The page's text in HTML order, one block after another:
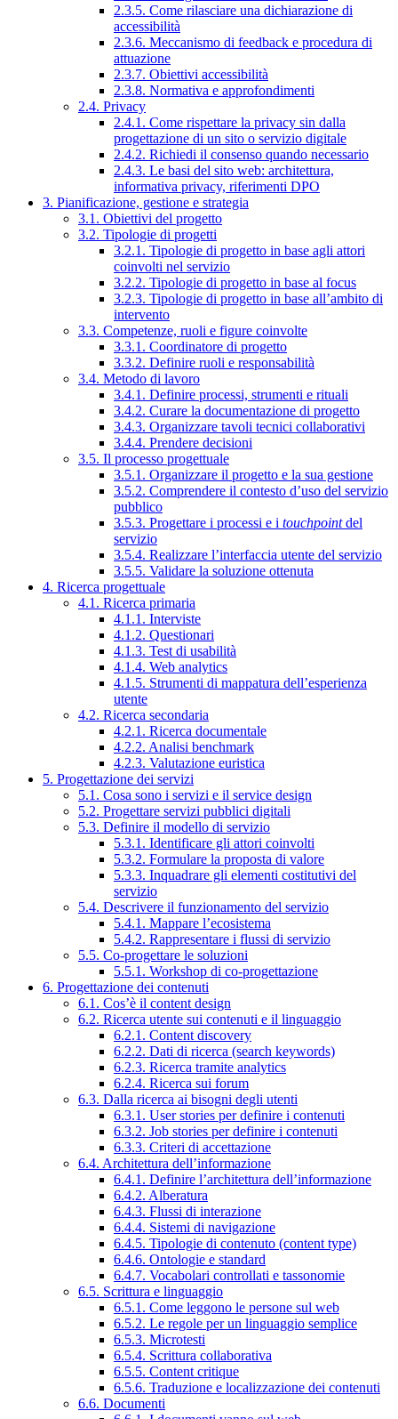
2.3.5. Come rilasciare una dichiarazione di
accessibilità
2.3.6. Meccanismo di feedback e procedura di
attuazione
2.3.7. Obiettivi accessibilità
2.3.8. Normativa e approfondimenti
2.4. Privacy
2.4.1. Come rispettare la privacy sin dalla
progettazione di un sito o servizio digitale
2.4.2. Richiedi il consenso quando necessario
2.4.3. Le basi del sito web: architettura,
informativa privacy, riferimenti DPO
3. Pianificazione, gestione e strategia
3.1. Obiettivi del progetto
3.2. Tipologie di progetti
3.2.1. Tipologie di progetto in base agli attori
coinvolti nel servizio
3.2.2. Tipologie di progetto in base al focus
3.2.3. Tipologie di progetto in base all’ambito di
intervento
3.3. Competenze, ruoli e figure coinvolte
3.3.1. Coordinatore di progetto
3.3.2. Definire ruoli e responsabilità
3.4. Metodo di lavoro
3.4.1. Definire processi, strumenti e rituali
3.4.2. Curare la documentazione di progetto
3.4.3. Organizzare tavoli tecnici collaborativi
3.4.4. Prendere decisioni
3.5. Il processo progettuale
3.5.1. Organizzare il progetto e la sua gestione
3.5.2. Comprendere il contesto d’uso del servizio
pubblico
3.5.3. Progettare i processi e i touchpointdel
servizio
3.5.4. Realizzare l’interfaccia utente del servizio
3.5.5. Validare la soluzione ottenuta
4. Ricerca progettuale
4.1. Ricerca primaria
4.1.1. Interviste
4.1.2. Questionari
4.1.3. Test di usabilità
4.1.4. Web analytics
4.1.5. Strumenti di mappatura dell’esperienza
utente
4.2. Ricerca secondaria
4.2.1. Ricerca documentale
4.2.2. Analisi benchmark
4.2.3. Valutazione euristica
5. Progettazione dei servizi
5.1. Cosa sono i servizi e il service design
5.2. Progettare servizi pubblici digitali
5.3. Definire il modello di servizio
5.3.1. Identificare gli attori coinvolti
5.3.2. Formulare la proposta di valore
5.3.3. Inquadrare gli elementi costitutivi del
servizio
5.4. Descrivere il funzionamento del servizio
5.4.1. Mappare l’ecosistema
5.4.2. Rappresentare i flussi di servizio
5.5. Co-progettare le soluzioni
5.5.1. Workshop di co-progettazione
6. Progettazione dei contenuti
6.1. Cos’è il content design
6.2. Ricerca utente sui contenuti e il linguaggio
6.2.1. Content discovery
6.2.2. Dati di ricerca (search keywords)
6.2.3. Ricerca tramite analytics
6.2.4. Ricerca sui forum
6.3. Dalla ricerca ai bisogni degli utenti
6.3.1. User stories per definire i contenuti
6.3.2. Job stories per definire i contenuti
6.3.3. Criteri di accettazione
6.4. Architettura dell’informazione
6.4.1. Definire l’architettura dell’informazione
6.4.2. Alberatura
6.4.3. Flussi di interazione
6.4.4. Sistemi di navigazione
6.4.5. Tipologie di contenuto (content type)
6.4.6. Ontologie e standard
6.4.7. Vocabolari controllati e tassonomie
6.5. Scrittura e linguaggio
6.5.1. Come leggono le persone sul web
6.5.2. Le regole per un linguaggio semplice
6.5.3. Microtesti
6.5.4. Scrittura collaborativa
6.5.5. Content critique
6.5.6. Traduzione e localizzazione dei contenuti
6.6. Documenti